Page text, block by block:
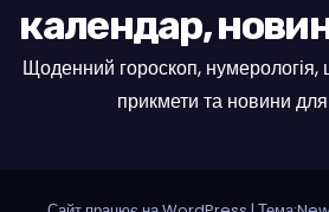
календар,
Щоденний гороскоп, нумерологія,
прикмети та новини для